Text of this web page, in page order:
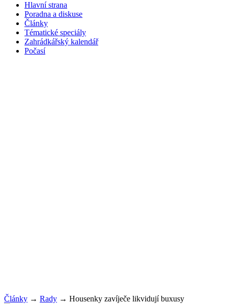
Hlavní strana
Poradna a diskuse
Články
Tématické speciály
Zahrádkářský kalendář
Počasí
Články → Rady → Housenky zavíječe likvidují buxusy